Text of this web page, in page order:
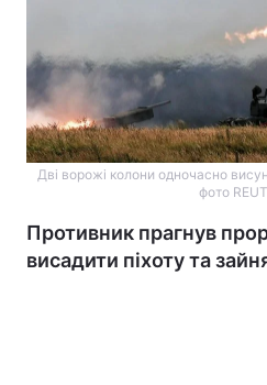
Дві ворожі колони одночасно
фото
Противник прагнув
висадити піхоту та